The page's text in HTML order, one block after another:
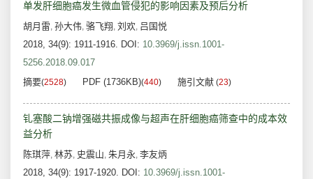
单发肝细胞癌发生微血管侵犯的影响因素及预后分析
胡月雷, 孙大伟, 骆飞翔, 刘欢, 吕国悦
2018, 34(9): 1911-1916. DOI: 10.3969/j.issn.1001-
5256.2018.09.017
摘要(2528) PDF (1736KB)(440) 施引文献 (23)
钆塞酸二钠增强磁共振成像与超声在肝细胞癌筛查中的成本效
益分析
陈琪萍, 林苏, 史震山, 朱月永, 李友炳
2018, 34(9): 1917-1920. DOI: 10.3969/j.issn.1001-